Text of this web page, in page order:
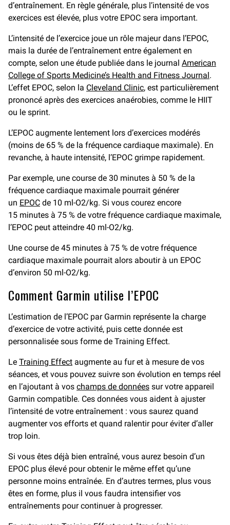
d’entraînement. En règle générale, plus l’intensité de vos
exercices est élevée, plus votre EPOC sera important.
L’intensité de l’exercice joue un rôle majeur dans l’EPOC,
mais la durée de l’entraînement entre également en
compte, selon une étude publiée dans le journal American
College of Sports Medicine’s Health and Fitness Journal.
L’effet EPOC, selon la Cleveland Clinic, est particulièrement
prononcé après des exercices anaérobies, comme le HIIT
ou le sprint.
L’EPOC augmente lentement lors d’exercices modérés
(moins de 65 % de la fréquence cardiaque maximale). En
revanche, à haute intensité, l’EPOC grimpe rapidement.
Par exemple, une course de 30 minutes à 50 % de la
fréquence cardiaque maximale pourrait générer
un EPOC de 10 ml-O2/kg. Si vous courez encore
15 minutes à 75 % de votre fréquence cardiaque maximale,
l’EPOC peut atteindre 40 ml-O2/kg.
Une course de 45 minutes à 75 % de votre fréquence
cardiaque maximale pourrait alors aboutir à un EPOC
d’environ 50 ml-O2/kg.
Comment Garmin utilise l’EPOC
L’estimation de l’EPOC par Garmin représente la charge
d’exercice de votre activité, puis cette donnée est
personnalisée sous forme de Training Effect.
Le Training Effect augmente au fur et à mesure de vos
séances, et vous pouvez suivre son évolution en temps réel
en l’ajoutant à vos champs de données sur votre appareil
Garmin compatible. Ces données vous aident à ajuster
l’intensité de votre entraînement : vous saurez quand
augmenter vos efforts et quand ralentir pour éviter d’aller
trop loin.
Si vous êtes déjà bien entraîné, vous aurez besoin d’un
EPOC plus élevé pour obtenir le même effet qu’une
personne moins entraînée. En d’autres termes, plus vous
êtes en forme, plus il vous faudra intensifier vos
entraînements pour continuer à progresser.